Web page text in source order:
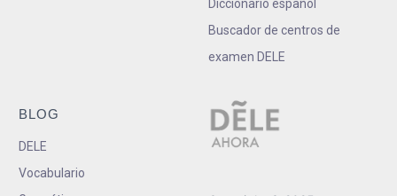
Diccionario español
Buscador de centros de
examen DELE
BLOG
DELE
Vocabulario